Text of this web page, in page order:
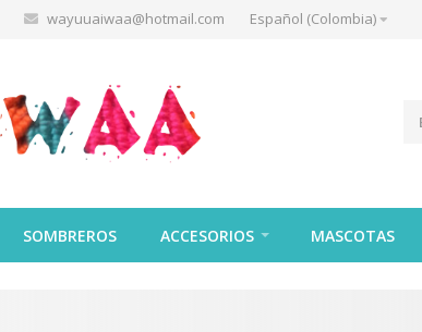
wayuuaiwaa@hotmail.com Español (Colombia)
SOMBREROS ACCESORIOS MASCOTAS